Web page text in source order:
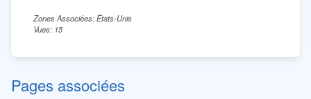
Zones Associées: États-Unis
Vues: 15
Pages associées